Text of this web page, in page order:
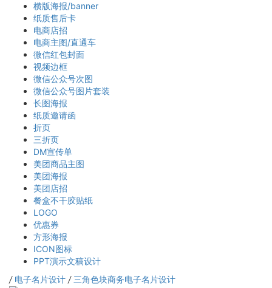
横版海报/banner
纸质售后卡
电商店招
电商主图/直通车
微信红包封面
视频边框
微信公众号次图
微信公众号图片套装
长图海报
纸质邀请函
折页
三折页
DM宣传单
美团商品主图
美团海报
美团店招
餐盒不干胶贴纸
LOGO
优惠券
方形海报
ICON图标
PPT演示文稿设计
/ 电子名片设计 / 三角色块商务电子名片设计